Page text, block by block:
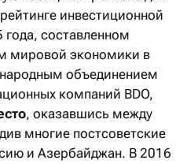
инвестиционной
года, составленном
мировой экономики в
объединением
компаний BDO,
, оказавшись между
многие постсоветские
и Азербайджан. В 2016